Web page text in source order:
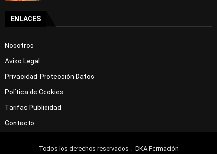
ENLACES
Nosotros
Aviso Legal
Privacidad-Protección Datos
Política de Cookies
Tarifas Publicidad
Contacto
Todos los derechos reservados .- DKA Formación